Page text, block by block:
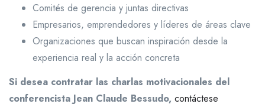
Comités de gerencia y juntas directivas
Empresarios, emprendedores y líderes de áreas clave
Organizaciones que buscan inspiración desde la
experiencia real y la acción concreta
Si desea contratar las charlas motivacionales del
conferencista Jean Claude Bessudo, contáctese